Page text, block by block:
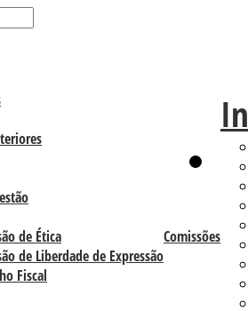
Comissões
de Ética
de Liberdade de Expressão
Fiscal